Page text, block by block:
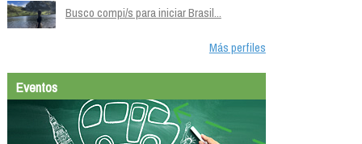
Busco compi/s para iniciar Brasil...
Más perfiles
Eventos